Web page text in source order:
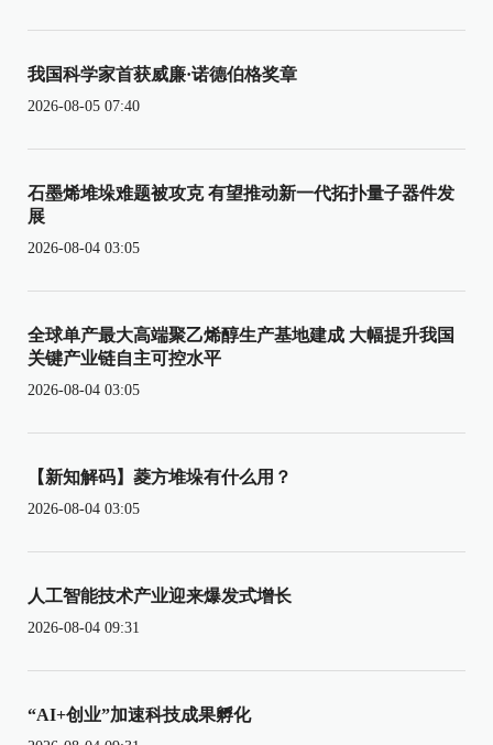
我国科学家首获威廉·诺德伯格奖章
2026-08-05 07:40
石墨烯堆垛难题被攻克 有望推动新一代拓扑量子器件发
展
2026-08-04 03:05
全球单产最大高端聚乙烯醇生产基地建成 大幅提升我国
关键产业链自主可控水平
2026-08-04 03:05
【新知解码】菱方堆垛有什么用？
2026-08-04 03:05
人工智能技术产业迎来爆发式增长
2026-08-04 09:31
“AI+创业”加速科技成果孵化